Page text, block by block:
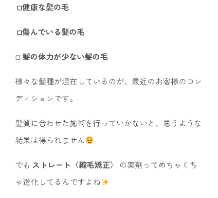
◽︎健康な髪の毛
◽︎傷んでいる髪の毛
◽︎髪の体力が少ない髪の毛
様々な髪種が混在しているのが、最近のお客様のコン
ディションです。
髪質に合わせた施術を行っていかないと、思うような
結果は得られません
でも ストレート（縮毛矯正）
の薬剤ってめちゃくち
ゃ進化してるんですよね